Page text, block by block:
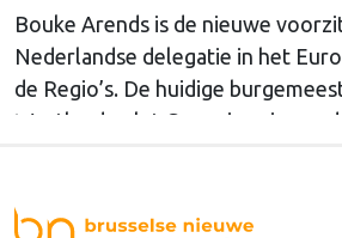
Bouke Arends is de nieuwe
Nederlandse delegatie in het
de Regio’s. De huidige
Westland volgt Commissaris van
Nederlandse regio’s behoorlijk